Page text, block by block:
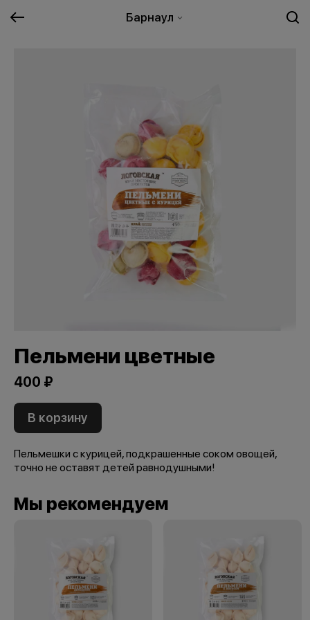
Барнаул
Пельмени цветные
400 ₽
В корзину
Пельмешки с курицей, подкрашенные соком овощей,
точно не оставят детей равнодушными!
Мы рекомендуем